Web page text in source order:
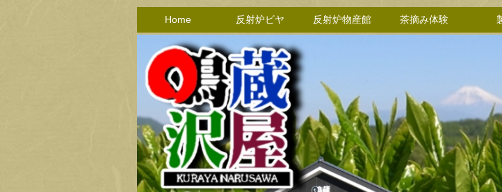
Home 反射炉ビヤ 反射炉物産館 茶摘み体験